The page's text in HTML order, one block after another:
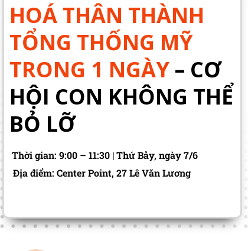
HOÁ THÂN THÀNH
TỔNG THỐNG MỸ
TRONG 1 NGÀY – CƠ
HỘI CON KHÔNG THỂ
BỎ LỠ
Thời gian: 9:00 – 11:30 | Thứ Bảy, ngày 7/6
Địa điểm: Center Point, 27 Lê Văn Lương